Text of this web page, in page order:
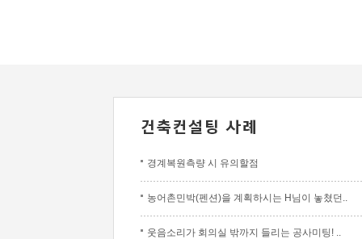
경계복원측량 시 유의할점
농어촌민박(펜션)을 계획하시는 H님이 놓쳤던..
웃음소리가 회의실 밖까지 들리는 공사미팅! ..